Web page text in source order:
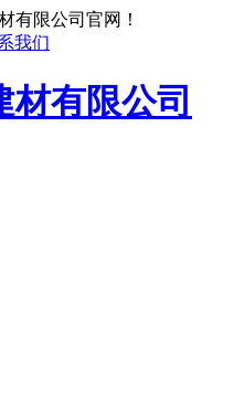
有限公司官网！
我们